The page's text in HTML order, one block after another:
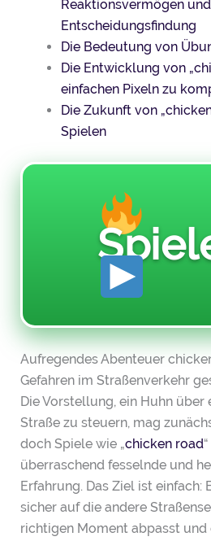
Reaktionsvermögen und
Entscheidungsfindung
Die Bedeutung von
Die Entwicklung von
einfachen Pixeln zu
Die Zukunft von
Spielen
Aufregendes Abenteuer
Gefahren im Straßenverkehr
Die Vorstellung, ein Huhn über
Straße zu steuern, mag
doch Spiele wie „chicken road
überraschend fesselnde und
Erfahrung. Das Ziel ist einfach:
sicher auf die andere
richtigen Moment abpasst